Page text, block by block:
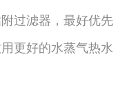
过滤器，最好优先
更好的水蒸气热水